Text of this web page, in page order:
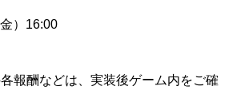
）16:00
報酬などは、実装後ゲーム内をご確